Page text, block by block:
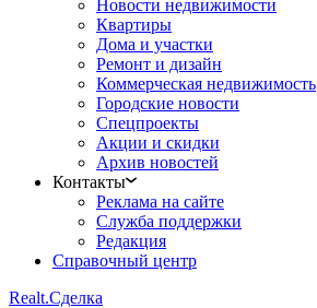
Новости недвижимости
Квартиры
Дома и участки
Ремонт и дизайн
Коммерческая недвижимость
Городские новости
Спецпроекты
Акции и скидки
Архив новостей
Контакты
Реклама на сайте
Служба поддержки
Редакция
Справочный центр
Realt.Сделка